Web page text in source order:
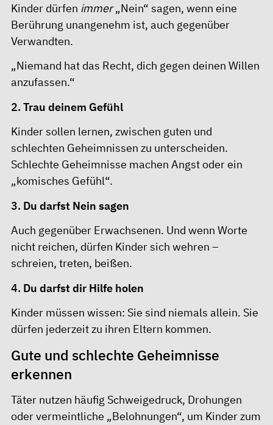
Kinder dürfen immer„Nein“ sagen, wenn eine
Berührung unangenehm ist, auch gegenüber
Verwandten.
„Niemand hat das Recht, dich gegen deinen Willen
anzufassen.“
2. Trau deinem Gefühl
Kinder sollen lernen, zwischen guten und
schlechten Geheimnissen zu unterscheiden.
Schlechte Geheimnisse machen Angst oder ein
„komisches Gefühl“.
3. Du darfst Nein sagen
Auch gegenüber Erwachsenen. Und wenn Worte
nicht reichen, dürfen Kinder sich wehren –
schreien, treten, beißen.
4. Du darfst dir Hilfe holen
Kinder müssen wissen: Sie sind niemals allein. Sie
dürfen jederzeit zu ihren Eltern kommen.
Gute und schlechte Geheimnisse
erkennen
Täter nutzen häufig Schweigedruck, Drohungen
oder vermeintliche „Belohnungen“, um Kinder zum